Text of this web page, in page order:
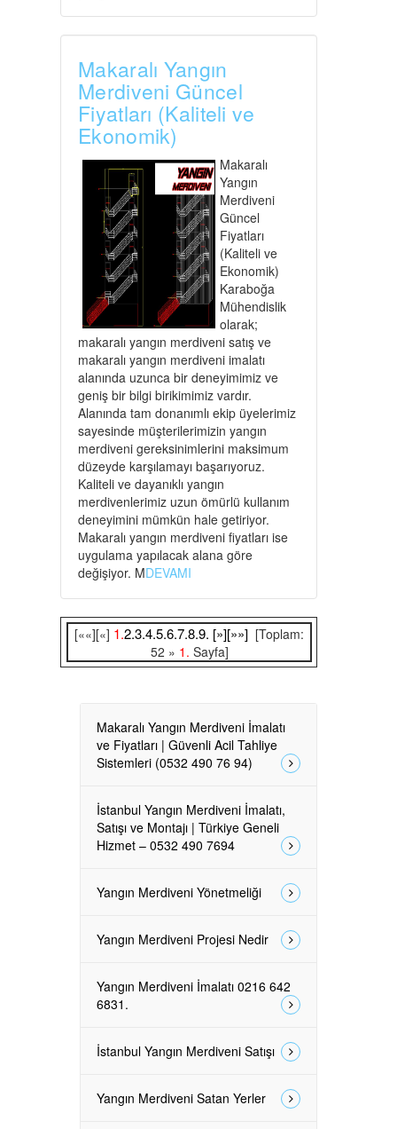
Makaralı Yangın
Merdiveni Güncel
Fiyatları (Kaliteli ve
Ekonomik)
Makaralı
Yangın
Merdiveni
Güncel
Fiyatları
(Kaliteli ve
Ekonomik)
Karaboğa
Mühendislik
olarak;
makaralı yangın merdiveni satış ve
makaralı yangın merdiveni imalatı
alanında uzunca bir deneyimimiz ve
geniş bir bilgi birikimimiz vardır.
Alanında tam donanımlı ekip üyelerimiz
sayesinde müşterilerimizin yangın
merdiveni gereksinimlerini maksimum
düzeyde karşılamayı başarıyoruz.
Kaliteli ve dayanıklı yangın
merdivenlerimiz uzun ömürlü kullanım
deneyimini mümkün hale getiriyor.
Makaralı yangın merdiveni fiyatları ise
uygulama yapılacak alana göre
değişiyor. MDEVAMI
[««][«] 1.2.3.4.5.6.7.8.9. [»][»»] [Toplam:
52 » 1. Sayfa]
Makaralı Yangın Merdiveni İmalatı
ve Fiyatları | Güvenli Acil Tahliye
Sistemleri (0532 490 76 94)
İstanbul Yangın Merdiveni İmalatı,
Satışı ve Montajı | Türkiye Geneli
Hizmet – 0532 490 7694
Yangın Merdiveni Yönetmeliği
Yangın Merdiveni Projesi Nedir
Yangın Merdiveni İmalatı 0216 642
6831.
İstanbul Yangın Merdiveni Satışı
Yangın Merdiveni Satan Yerler